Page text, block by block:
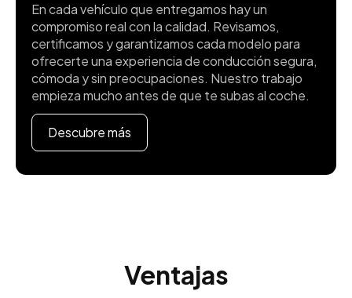
En cada vehículo que entregamos hay un
compromiso real con la calidad. Revisamos,
certificamos y garantizamos cada modelo para
ofrecerte una experiencia de conducción segura,
cómoda y sin preocupaciones. Nuestro trabajo
empieza mucho antes de que te subas al coche.
Descubre más
Ventajas